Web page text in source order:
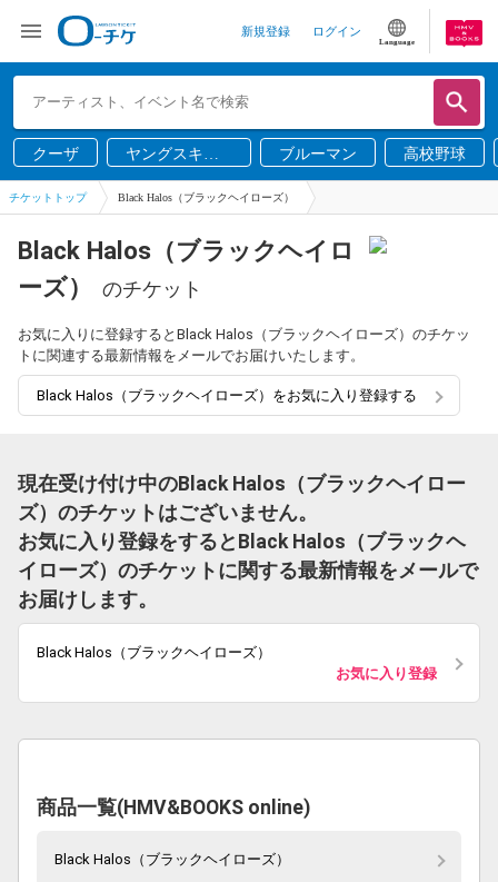
新規登録 ログイン
Language
クーザ
ヤングスキニ
ー
ブルーマン 高校野球
チケットトップ Black Halos（ブラックヘイローズ）
Black Halos（ブラックヘイロ
ーズ）
のチケット
お気に入りに登録するとBlack Halos（ブラックヘイローズ）のチケッ
トに関連する最新情報をメールでお届けいたします。
Black Halos（ブラックヘイローズ）をお気に入り登録する
現在受け付け中のBlack Halos（ブラックヘイロー
ズ）のチケットはございません。
お気に入り登録をするとBlack Halos（ブラックヘ
イローズ）のチケットに関する最新情報をメールで
お届けします。
Black Halos（ブラックヘイローズ）
お気に入り登録
商品一覧(HMV&BOOKS online)
Black Halos（ブラックヘイローズ）